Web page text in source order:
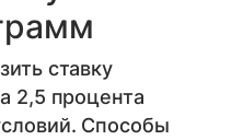
ставку
2,5 процента
Способы